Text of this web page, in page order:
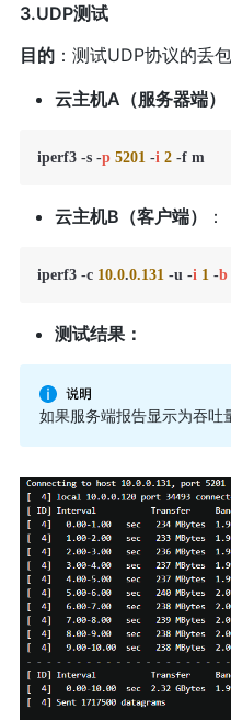
3.UDP测试
目的：测试UDP协议的丢
云主机A（服务器端）
iperf3 -s -p 5201 -i 2 -f m
云主机B（客户端） ：
iperf3 -c 10.0.0.131 -u -i 1 -b
测试结果：
如果服务端报告显示为吞吐